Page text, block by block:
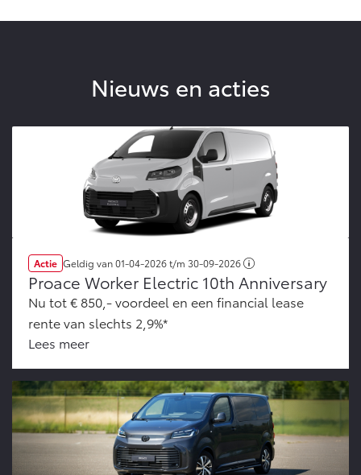
Nieuws en acties
Actie Geldig van01-04-2026t/m 30-09-2026
Proace Worker Electric 10th Anniversary
Nu tot € 850,- voordeel en een financial lease
rente van slechts 2,9%*
Lees meer